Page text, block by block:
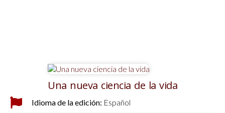
Una nueva ciencia de la vida
Idioma de la edición: Español